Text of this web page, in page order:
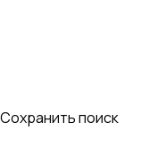
Спил и
Сиделки с
поиск